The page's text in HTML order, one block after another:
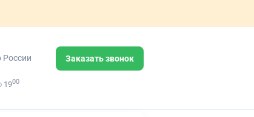
России Заказать звонок
1900